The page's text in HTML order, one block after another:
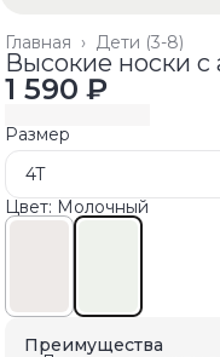
Дети (3-8)
Главная ›
Высокие носки
1 590 ₽
Размер
4T
Цвет: Молочный
Преимущества